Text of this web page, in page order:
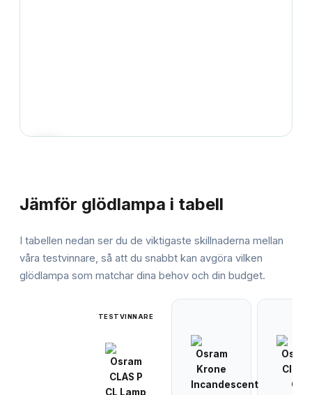
Jämför glödlampa i tabell
I tabellen nedan ser du de viktigaste skillnaderna mellan
våra testvinnare, så att du snabbt kan avgöra vilken
glödlampa som matchar dina behov och din budget.
TESTVINNARE